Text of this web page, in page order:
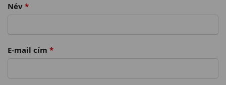
Név *
E-mail cím *